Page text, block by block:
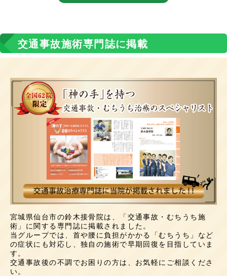
交通事故施術専門誌に掲載
宮城県仙台市の鈴木接骨院は、「交通事故・むちうち施
術」に関する専門誌に掲載されました。
当グループでは、首や腰に負担がかかる「むちうち」など
の症状にも対応し、独自の施術で早期回復を目指していま
す。
交通事故後の不調でお困りの方は、お気軽にご相談くださ
い。